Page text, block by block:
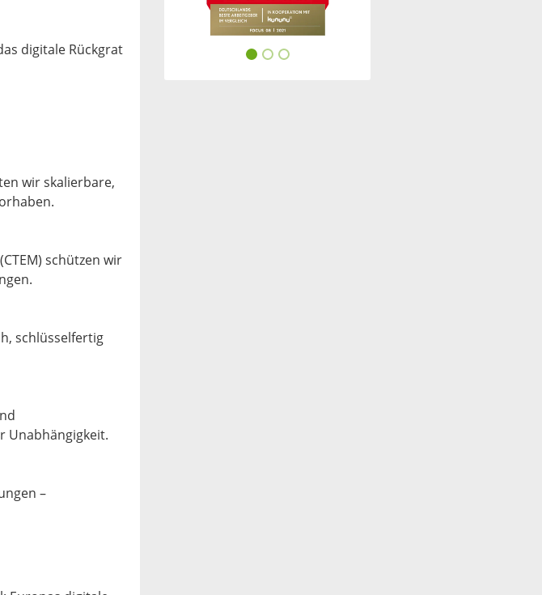
digitale Rückgrat
wir skalierbare,
schützen wir
schlüsselfertig
Unabhängigkeit.
–